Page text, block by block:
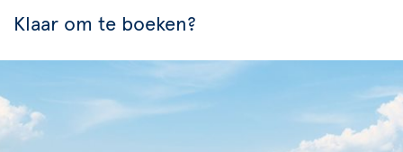
Klaar om te boeken?